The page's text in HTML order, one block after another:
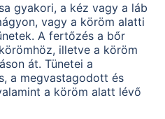
gyakori, a kéz vagy a láb
vagy a köröm alatti
A fertőzés a bőr
illetve a köröm
át. Tünetei a
a megvastagodott és
a köröm alatt lévő